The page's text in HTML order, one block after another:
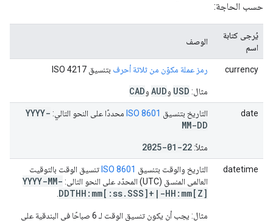
حسب الحاجة:
يُرجى كتابة
اسم
الوصف
currency رمز عملة مكوّن من ثلاثة أحرف بتنسيق ISO 4217
مثال: USD وAUD وCAD
date التاريخ بتنسيق ISO 8601 محددًا على النحو التالي: YYYY-
MM-DD
مثلاً:2025-01-22
datetime التاريخ والوقت بتنسيق ISO 8601 تنسيق الوقت بالتوقيت
العالمي المنسق (UTC) المحدّد على النحو التالي:
YYYY-MM-
DDTHH:mm[:ss.SSS]+ | -HH:mm[Z]
مثال: يجب أن يكون تنسيق الوقت لـ 6 صباحًا في البندقية على